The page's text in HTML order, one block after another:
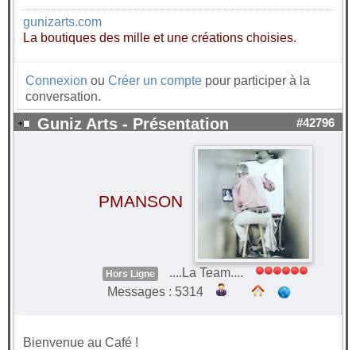
gunizarts.com
La boutiques des mille et une créations choisies.
Connexion ou Créer un compte pour participer à la
conversation.
Guniz Arts - Présentation #42796
PMANSON
Hors Ligne
....La Team....
Messages : 5314
Bienvenue au Café !